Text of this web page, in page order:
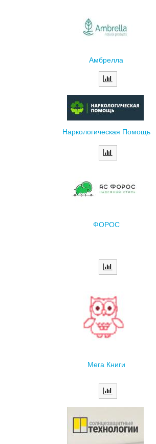
Амбрелла
Наркологическая Помощь
ФОРОС
Мега Книги